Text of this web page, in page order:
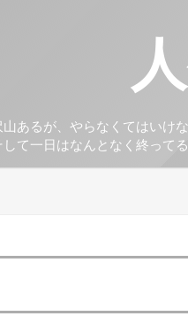
あるが、やらなくてはいけ
して一日はなんとなく終って